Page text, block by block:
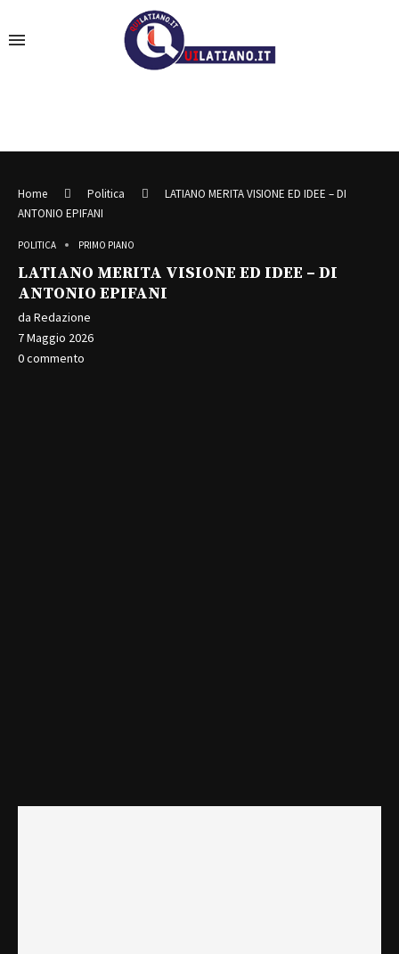
Home Politica
LATIANO MERITA VISIONE ED IDEE – DI
ANTONIO EPIFANI
POLITICA PRIMO PIANO
LATIANO MERITA VISIONE ED IDEE – DI
ANTONIO EPIFANI
da Redazione
7 Maggio 2026
0 commento